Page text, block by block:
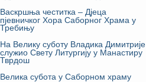
Васкршња честитка – Дјеца
пјевничког Хора Саборног Храма у
Требињу
На Велику суботу Владика Димитрије
служио Свету Литургију у Манастиру
Тврдош
Велика субота у Саборном храму